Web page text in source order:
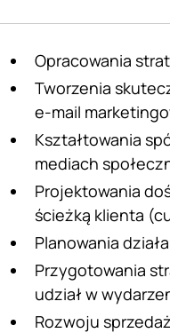
Opracowania
Tworzenia
e-mail
Kształtowania
mediach
Projektowania
ścieżką klienta
Planowania
Przygotowania
udział w
Rozwoju